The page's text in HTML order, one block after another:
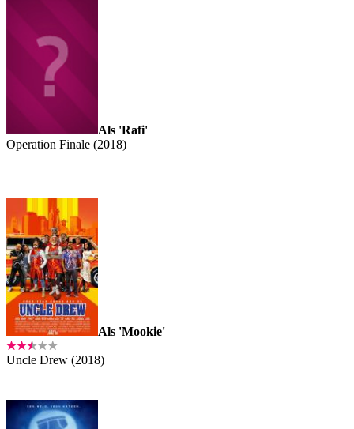
Als 'Rafi'
Operation Finale (2018)
Als 'Mookie'
Uncle Drew (2018)